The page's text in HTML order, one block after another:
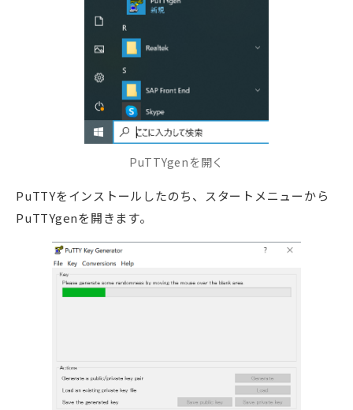
PuTTYgenを開く
PuTTYをインストールしたのち、スタートメニューから
PuTTYgenを開きます。